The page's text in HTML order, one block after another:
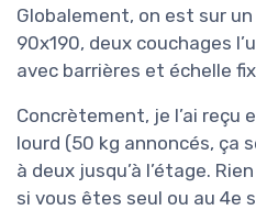
Globalement, on est sur
90x190, deux couchages
avec barrières et échelle
Concrètement, je l’ai reçu
lourd (50 kg annoncés, ça
à deux jusqu’à l’étage.
si vous êtes seul ou au 4e